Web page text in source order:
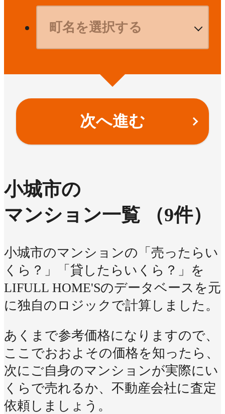
次へ進む
小城市の
マンション一覧
（9件）
小城市のマンションの「売ったらい
くら？」「貸したらいくら？」を
LIFULL HOME'Sのデータベースを元
に独自のロジックで計算しました。
あくまで参考価格になりますので、
ここでおおよその価格を知ったら、
次にご自身のマンションが実際にい
くらで売れるか、不動産会社に査定
依頼しましょう。